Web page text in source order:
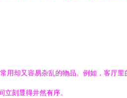
用却又容易杂乱的物品。例如，客厅
立刻显得井然有序。